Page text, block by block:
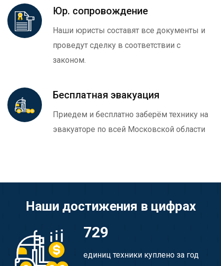
Юр. сопровождение
Наши юристы составят все документы и
проведут сделку в соответствии с
законом.
Бесплатная эвакуация
Приедем и бесплатно заберём технику на
эвакуаторе по всей Московской области
Наши достижения в цифрах
729
единиц техники куплено за год